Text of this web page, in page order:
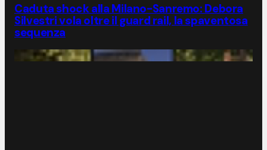
Caduta shock alla Milano-Sanremo: Debora
Silvestri vola oltre il guard rail, la spaventosa
sequenza